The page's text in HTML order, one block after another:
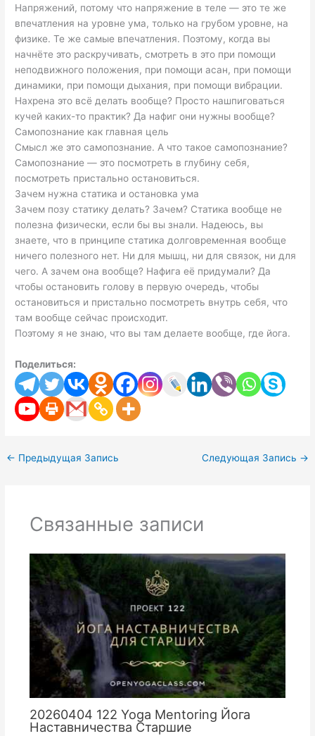
Напряжений, потому что напряжение в теле — это те же
впечатления на уровне ума, только на грубом уровне, на
физике. Те же самые впечатления. Поэтому, когда вы
начнёте это раскручивать, смотреть в это при помощи
неподвижного положения, при помощи асан, при помощи
динамики, при помощи дыхания, при помощи вибрации.
Нахрена это всё делать вообще? Просто нашпиговаться
кучей каких-то практик? Да нафиг они нужны вообще?
Самопознание как главная цель
Смысл же это самопознание. А что такое самопознание?
Самопознание — это посмотреть в глубину себя,
посмотреть пристально остановиться.
Зачем нужна статика и остановка ума
Зачем позу статику делать? Зачем? Статика вообще не
полезна физически, если бы вы знали. Надеюсь, вы
знаете, что в принципе статика долговременная вообще
ничего полезного нет. Ни для мышц, ни для связок, ни для
чего. А зачем она вообще? Нафига её придумали? Да
чтобы остановить голову в первую очередь, чтобы
остановиться и пристально посмотреть внутрь себя, что
там вообще сейчас происходит.
Поэтому я не знаю, что вы там делаете вообще, где йога.
Поделиться:
← Предыдущая Запись Следующая Запись →
Связанные записи
20260404 122 Yoga Mentoring Йога
Наставничества Старшие